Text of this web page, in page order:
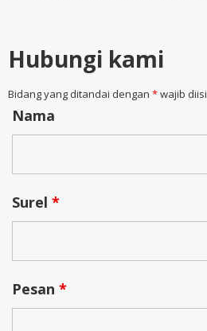
Hubungi kami
Bidang yang ditandai dengan *wajib diisi
Nama
Surel *
Pesan *